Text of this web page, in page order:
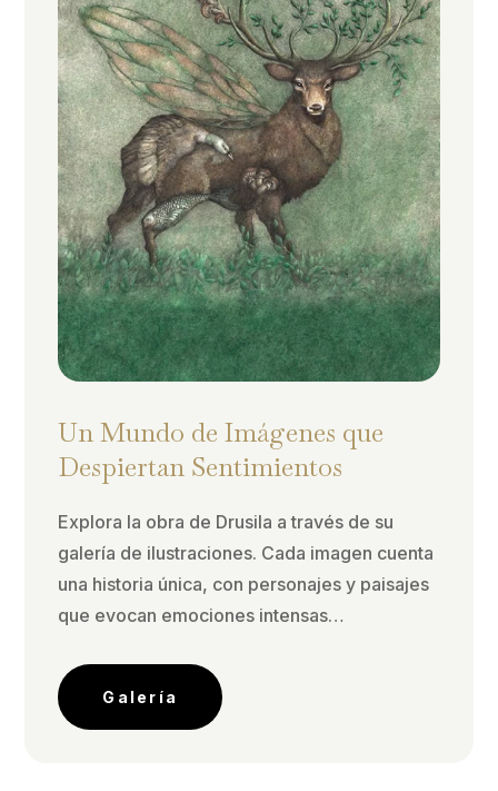
Un Mundo de Imágenes que
Despiertan Sentimientos
Explora la obra de Drusila a través de su
galería de ilustraciones. Cada imagen cuenta
una historia única, con personajes y paisajes
que evocan emociones intensas…
Galería